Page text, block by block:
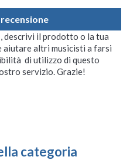
, descrivi il prodotto o la tua
aiutare altri musicisti a farsi
di utilizzo di questo
servizio. Grazie!
categoria